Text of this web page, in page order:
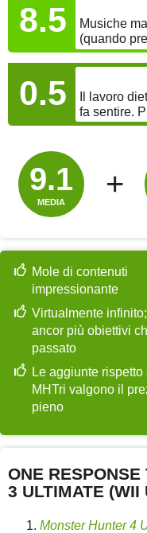
8.5
Musiche
(quando
0.5
Il lavoro
fa sentire.
9.1
MEDIA
+
Mole di contenuti
impressionante
Virtualmente infinito;
ancor più obiettivi
passato
Le aggiunte rispetto
MHTri valgono il
pieno
ONE RESPONSE
3 ULTIMATE (WII
Monster Hunter 4